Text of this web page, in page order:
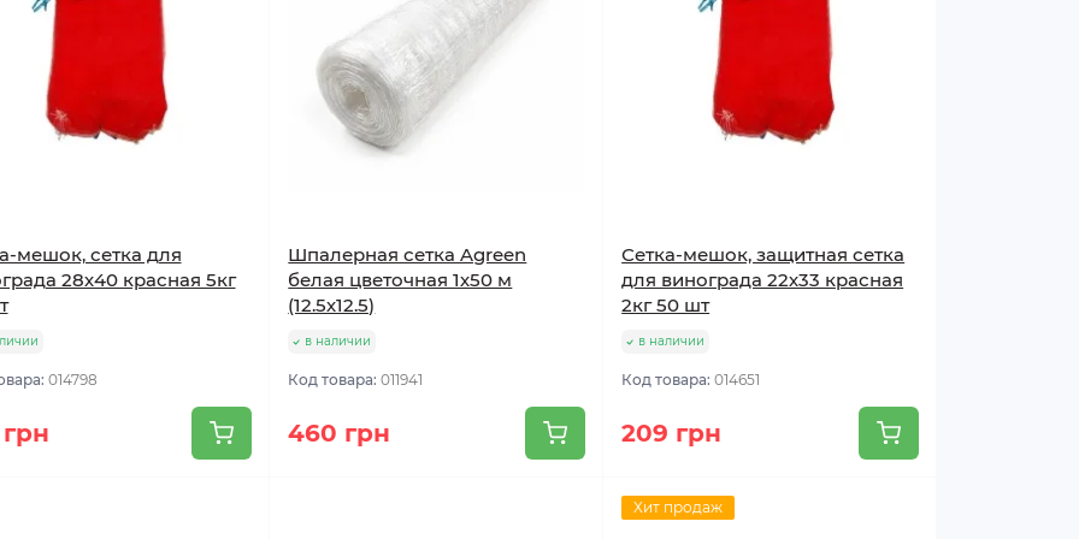
мешок, сетка для
28х40 красная 5кг
014798
Шпалерная сетка Agreen
белая цветочная 1х50 м
(12.5х12.5)
в наличии
Код товара:011941
460 грн
Сетка-мешок, защитная сетка
для винограда 22х33 красная
2кг 50 шт
в наличии
Код товара:014651
209 грн
Хит продаж